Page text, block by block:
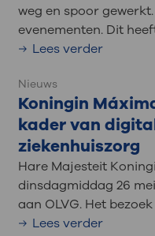
weg en spoor
evenementen. Dit
Lees verder
Nieuws
Koningin
kader van
ziekenhuiszorg
Hare Majesteit
dinsdagmiddag 26
aan OLVG. Het
Lees verder